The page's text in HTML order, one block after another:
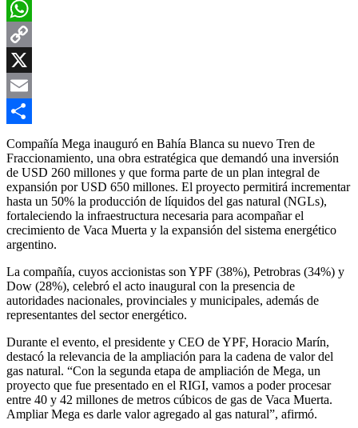
Facebook
WhatsApp
Copy
Link
X
Email
Compartir
Compañía Mega inauguró en Bahía Blanca su nuevo Tren de
Fraccionamiento, una obra estratégica que demandó una inversión
de USD 260 millones y que forma parte de un plan integral de
expansión por USD 650 millones. El proyecto permitirá incrementar
hasta un 50% la producción de líquidos del gas natural (NGLs),
fortaleciendo la infraestructura necesaria para acompañar el
crecimiento de Vaca Muerta y la expansión del sistema energético
argentino.
La compañía, cuyos accionistas son YPF (38%), Petrobras (34%) y
Dow (28%), celebró el acto inaugural con la presencia de
autoridades nacionales, provinciales y municipales, además de
representantes del sector energético.
Durante el evento, el presidente y CEO de YPF, Horacio Marín,
destacó la relevancia de la ampliación para la cadena de valor del
gas natural. “Con la segunda etapa de ampliación de Mega, un
proyecto que fue presentado en el RIGI, vamos a poder procesar
entre 40 y 42 millones de metros cúbicos de gas de Vaca Muerta.
Ampliar Mega es darle valor agregado al gas natural”, afirmó.